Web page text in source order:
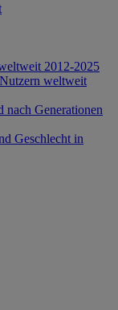
2012-2025
weltweit
nach Generationen
Geschlecht in